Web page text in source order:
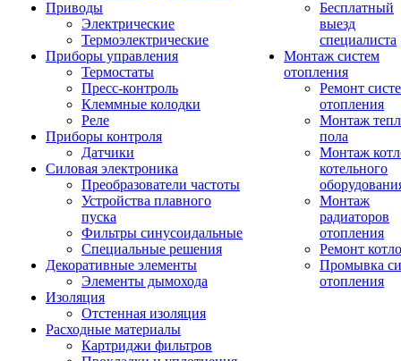
Приводы
Электрические
Термоэлектрические
Приборы управления
Термостаты
Пресс-контроль
Клеммные колодки
Реле
Приборы контроля
Датчики
Силовая электроника
Преобразователи частоты
Устройства плавного
пуска
Фильтры синусоидальные
Специальные решения
Декоративные элементы
Элементы дымохода
Изоляция
Отстенная изоляция
Расходные материалы
Картриджи фильтров
Бесплатный
выезд
специалиста
Монтаж систем
отопления
Ремонт
отопления
Монтаж
пола
Монтаж
котельного
Монтаж
радиаторов
отопления
Ремонт
Промывка
отопления